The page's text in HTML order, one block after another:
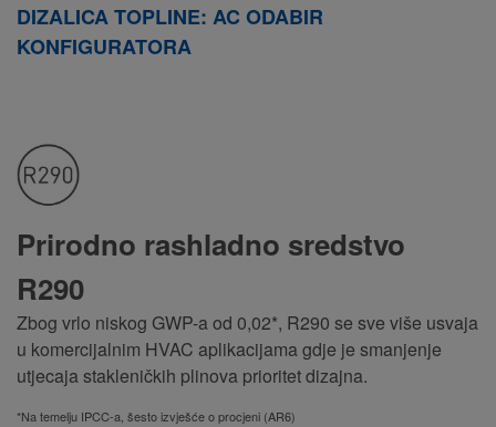
DIZALICA TOPLINE: AC ODABIR
KONFIGURATORA
Prirodno rashladno sredstvo
R290
Zbog vrlo niskog GWP-a od 0,02*, R290 se sve više usvaja
u komercijalnim HVAC aplikacijama gdje je smanjenje
utjecaja stakleničkih plinova prioritet dizajna.
*Na temelju IPCC-a, šesto izvješće o procjeni (AR6)